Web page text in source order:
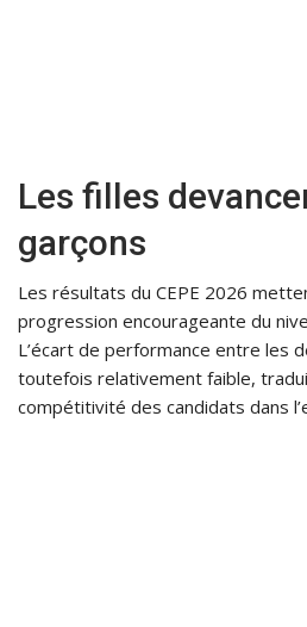
Les filles
garçons
Les résultats du CEPE 2026
progression encourageante du
L’écart de performance entre les
toutefois relativement faible,
compétitivité des candidats dans